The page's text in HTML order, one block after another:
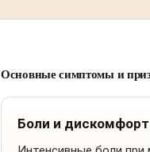
Основные симптомы и
Боли и дискомфорт